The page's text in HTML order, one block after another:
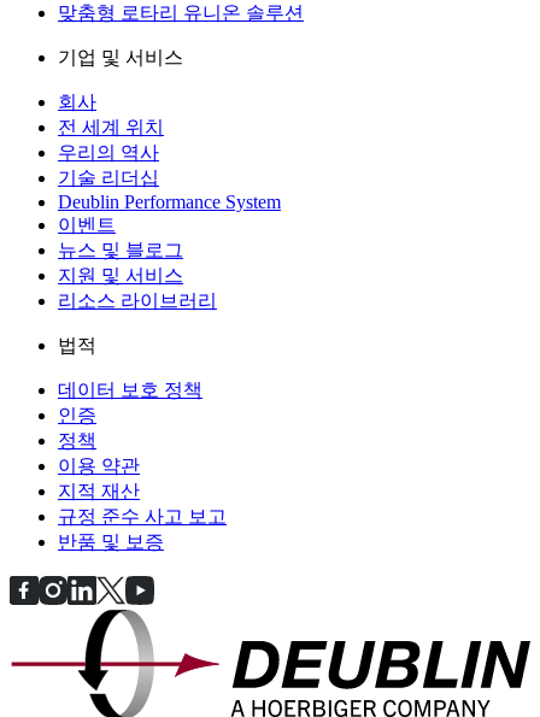
맞춤형 로타리 유니온 솔루션
기업 및 서비스
회사
전 세계 위치
우리의 역사
기술 리더십
Deublin Performance System
이벤트
뉴스 및 블로그
지원 및 서비스
리소스 라이브러리
법적
데이터 보호 정책
인증
정책
이용 약관
지적 재산
규정 준수 사고 보고
반품 및 보증